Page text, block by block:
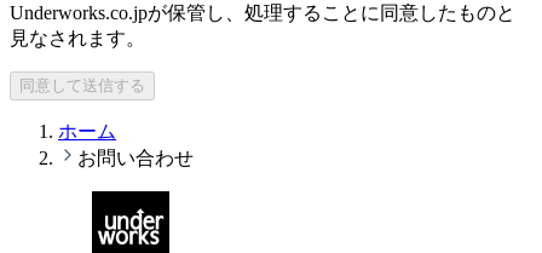
Underworks.co.jpが保管し、処理することに同意したものと
見なされます。
同意して送信する
ホーム
お問い合わせ